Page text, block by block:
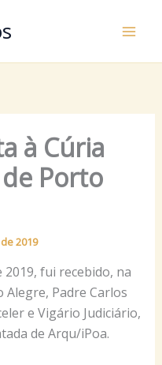
à Cúria
Porto
2019
fui recebido, na
Padre Carlos
e Vigário Judiciário,
de Arqu/iPoa.